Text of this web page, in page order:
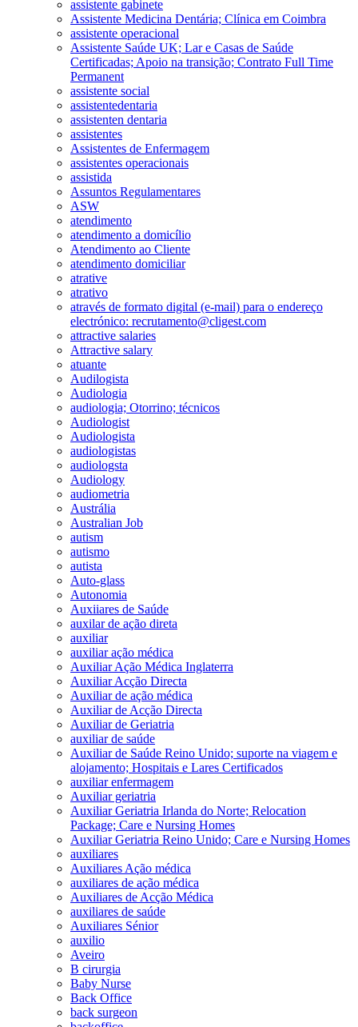
assistente gabinete
Assistente Medicina Dentária; Clínica em Coimbra
assistente operacional
Assistente Saúde UK; Lar e Casas de Saúde
Certificadas; Apoio na transição; Contrato Full Time
Permanent
assistente social
assistentedentaria
assistenten dentaria
assistentes
Assistentes de Enfermagem
assistentes operacionais
assistida
Assuntos Regulamentares
ASW
atendimento
atendimento a domicílio
Atendimento ao Cliente
atendimento domiciliar
atrative
atrativo
através de formato digital (e-mail) para o endereço
electrónico: recrutamento@cligest.com
attractive salaries
Attractive salary
atuante
Audilogista
Audiologia
audiologia; Otorrino; técnicos
Audiologist
Audiologista
audiologistas
audiologsta
Audiology
audiometria
Austrália
Australian Job
autism
autismo
autista
Auto-glass
Autonomia
Auxiiares de Saúde
auxilar de ação direta
auxiliar
auxiliar ação médica
Auxiliar Ação Médica Inglaterra
Auxiliar Acção Directa
Auxiliar de ação médica
Auxiliar de Acção Directa
Auxiliar de Geriatria
auxiliar de saúde
Auxiliar de Saúde Reino Unido; suporte na viagem e
alojamento; Hospitais e Lares Certificados
auxiliar enfermagem
Auxiliar geriatria
Auxiliar Geriatria Irlanda do Norte; Relocation
Package; Care e Nursing Homes
Auxiliar Geriatria Reino Unido; Care e Nursing Homes
auxiliares
Auxiliares Ação médica
auxiliares de ação médica
Auxiliares de Acção Médica
auxiliares de saúde
Auxiliares Sénior
auxilio
Aveiro
B cirurgia
Baby Nurse
Back Office
back surgeon